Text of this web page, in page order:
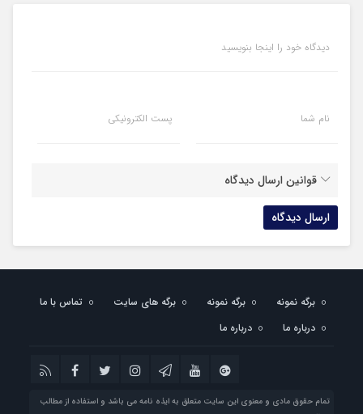
دیدگاه خود را اینجا بنویسید
نام شما پست الکترونیکی
قوانین ارسال دیدگاه
برگه نمونه برگه نمونه برگه های سایت
تماس با ما
درباره ما
درباره ما
تمام حقوق مادی و معنوی این سایت متعلق به ایذه نامه می باشد و استفاده از مطالب